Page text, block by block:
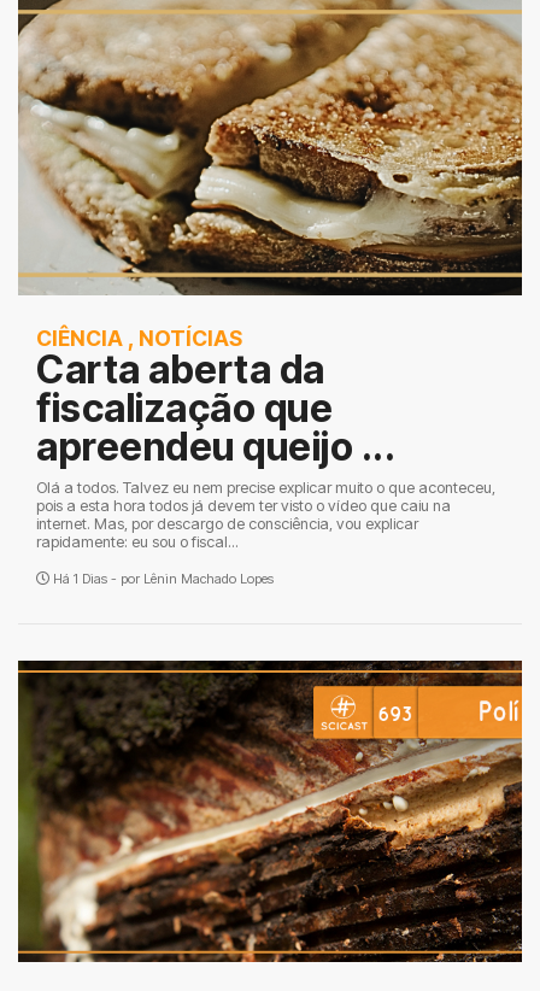
CIÊNCIA , NOTÍCIAS
Carta aberta da
fiscalização que
apreendeu queijo ...
Olá a todos. Talvez eu nem precise explicar muito o que aconteceu,
pois a esta hora todos já devem ter visto o vídeo que caiu na
internet. Mas, por descargo de consciência, vou explicar
rapidamente: eu sou o fiscal...
Há 1 Dias - por Lênin Machado Lopes